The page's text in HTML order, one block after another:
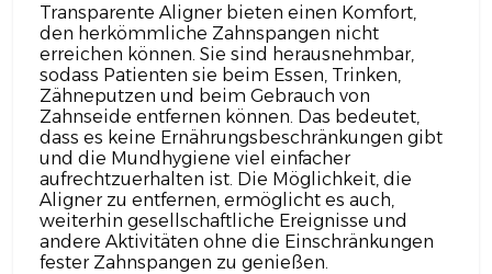
Transparente Aligner bieten einen Komfort,
den herkömmliche Zahnspangen nicht
erreichen können. Sie sind herausnehmbar,
sodass Patienten sie beim Essen, Trinken,
Zähneputzen und beim Gebrauch von
Zahnseide entfernen können. Das bedeutet,
dass es keine Ernährungsbeschränkungen gibt
und die Mundhygiene viel einfacher
aufrechtzuerhalten ist. Die Möglichkeit, die
Aligner zu entfernen, ermöglicht es auch,
weiterhin gesellschaftliche Ereignisse und
andere Aktivitäten ohne die Einschränkungen
fester Zahnspangen zu genießen.